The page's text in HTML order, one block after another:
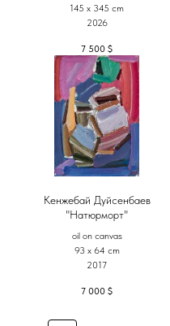
145 х 345 cm
2026
7 500 $
Кенжебай Дуйсенбаев
"Натюрморт"
oil on canvas
93 x 64 cm
2017
7 000 $